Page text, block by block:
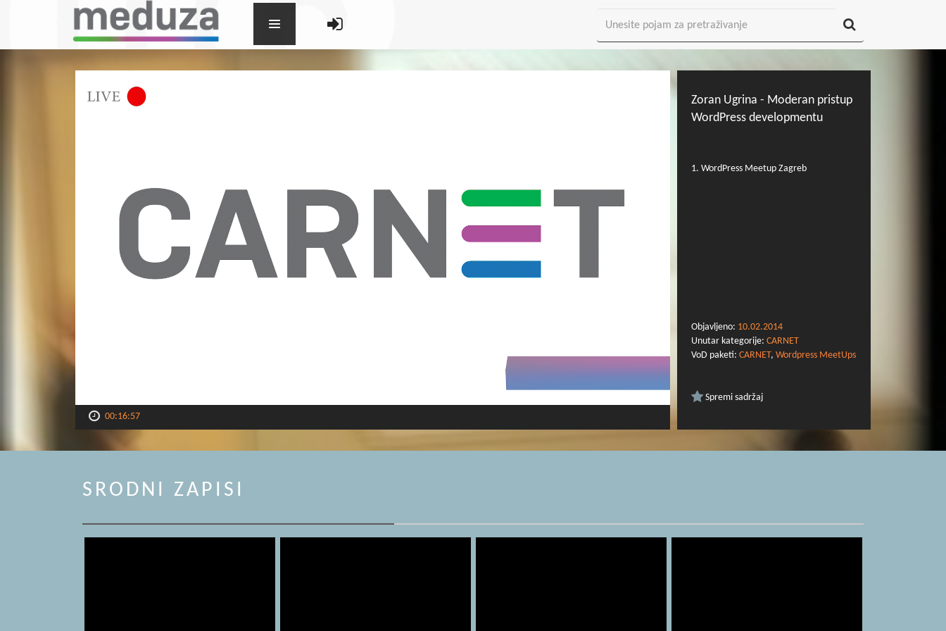
00:16:57
Zoran Ugrina - Moderan pristup
WordPress developmentu
1. WordPress Meetup Zagreb
Objavljeno: 10.02.2014
Unutar kategorije: CARNET
VoD paketi: CARNET, Wordpress MeetUps
Spremi sadržaj
SRODNI ZAPISI